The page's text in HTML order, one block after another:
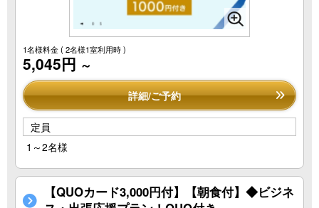
1名様料金( 2名様1室利用時 )
5,045円 ～
詳細/ご予約
定員
1～2名様
【QUOカード3,000円付】【朝食付】◆ビジネ